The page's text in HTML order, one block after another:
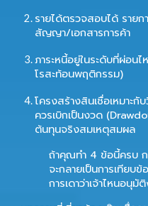
รายได้ตรวจสอบได้ ราย
สัญญา/เอกสารการค้า
ภาระหนี้อยู่ในระดับที่ผ่อนไ
โรสะท้อนพฤติกรรม)
โครงสร้างสินเชื่อเหมาะกั
ควรเบิกเป็นงวด
ต้นทุนจริงสมเหตุสมผล
ถ้าคุณทำ 4 ข้อนี้ครบ
จะกลายเป็นการเทียบ
การเดาว่าเจ้าไหนอนุมั